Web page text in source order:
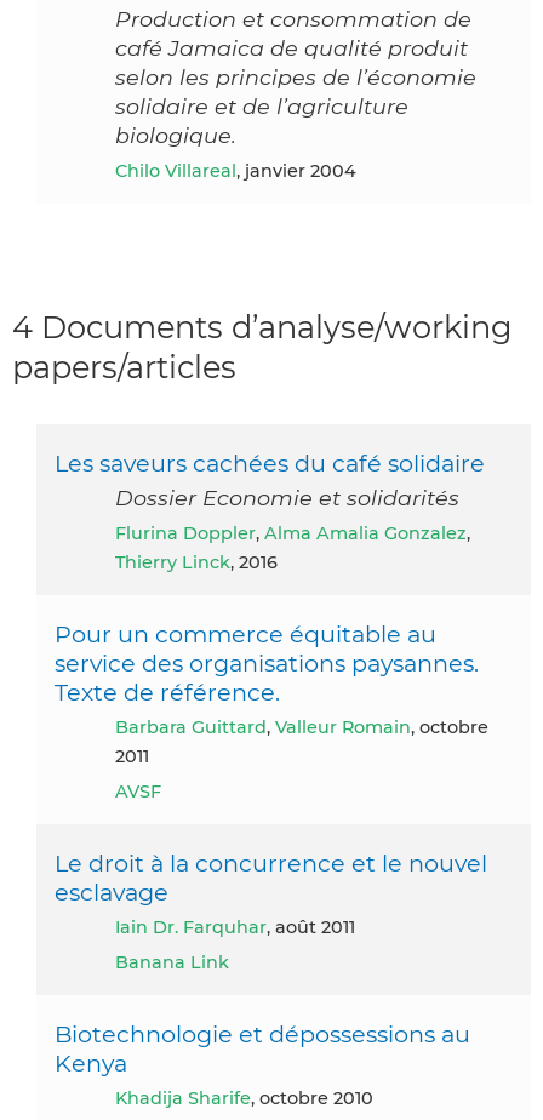
Production et consommation de
café Jamaica de qualité produit
selon les principes de l’économie
solidaire et de l’agriculture
biologique.
Chilo Villareal, janvier 2004
4 Documents d’analyse/working
papers/articles
Les saveurs cachées du café solidaire
Dossier Economie et solidarités
Flurina Doppler, Alma Amalia Gonzalez,
Thierry Linck, 2016
Pour un commerce équitable au
service des organisations paysannes.
Texte de référence.
Barbara Guittard, Valleur Romain, octobre
2011
AVSF
Le droit à la concurrence et le nouvel
esclavage
Iain Dr. Farquhar, août 2011
Banana Link
Biotechnologie et dépossessions au
Kenya
Khadija Sharife, octobre 2010